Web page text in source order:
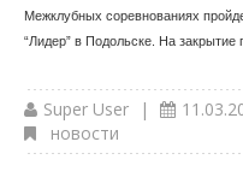
Межклубных соревнованиях
“Лидер” в Подольске. На закрытие
Super User |
новости